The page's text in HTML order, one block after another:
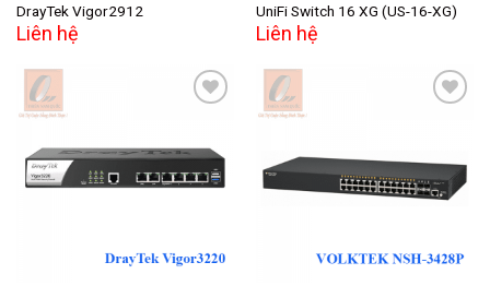
DrayTek Vigor2912
Liên hệ
UniFi Switch 16 XG (US-16-XG)
Liên hệ
Add to
wishlist
wishlist